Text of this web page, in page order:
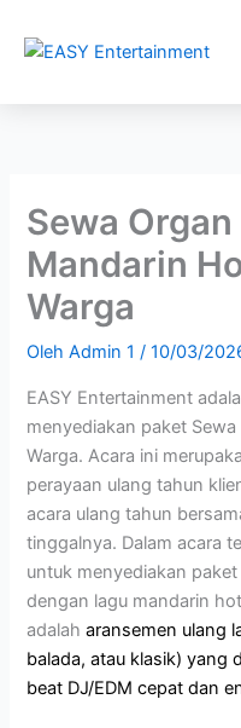
Sewa
Mandarin
Warga
OlehAdmin 1/10/03/
EASY Entertainment
menyediakan paket
Warga. Acara ini
perayaan ulang tahun
acara ulang tahun
tinggalnya. Dalam acara
untuk menyediakan
dengan lagu mandarin
adalaharansemen ulang
balada, atau klasik) yang
beat DJ/EDM cepat dan